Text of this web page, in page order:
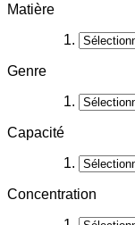
Matière
Genre
Capacité
Concentration